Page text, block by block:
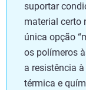
suportar
material certo
única opção
os polímeros
a resistência
térmica e